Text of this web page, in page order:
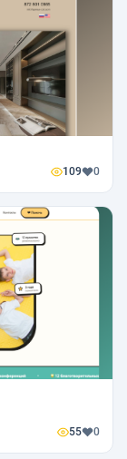
109 0
55 0